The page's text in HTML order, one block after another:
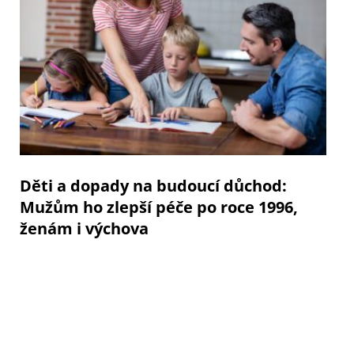
Děti a dopady na budoucí důchod:
Mužům ho zlepší péče po roce 1996,
ženám i výchova